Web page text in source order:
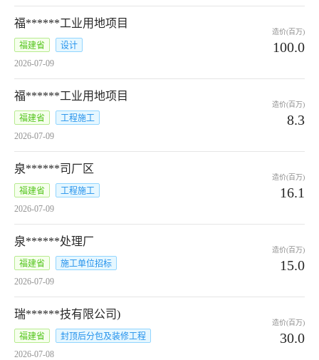
福******工业用地项目
福建省
设计
2026-07-09
造价(百万)
100.0
福******工业用地项目
福建省
工程施工
2026-07-09
造价(百万)
8.3
泉******司厂区
福建省
工程施工
2026-07-09
造价(百万)
16.1
泉******处理厂
福建省
施工单位招标
2026-07-09
造价(百万)
15.0
瑞******技有限公司)
福建省
封顶后分包及装修工程
2026-07-08
造价(百万)
30.0